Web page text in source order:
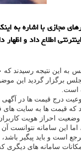
مجازی با اشاره به
اطلاع داد و
به این نتیجه
برگزار گردید این
است.
درج قیمت ها در آگهی
قیمت ها به سایت های
احراز هویت
اما این سامانه
است و باید پیگیر
سامانه های دیگری